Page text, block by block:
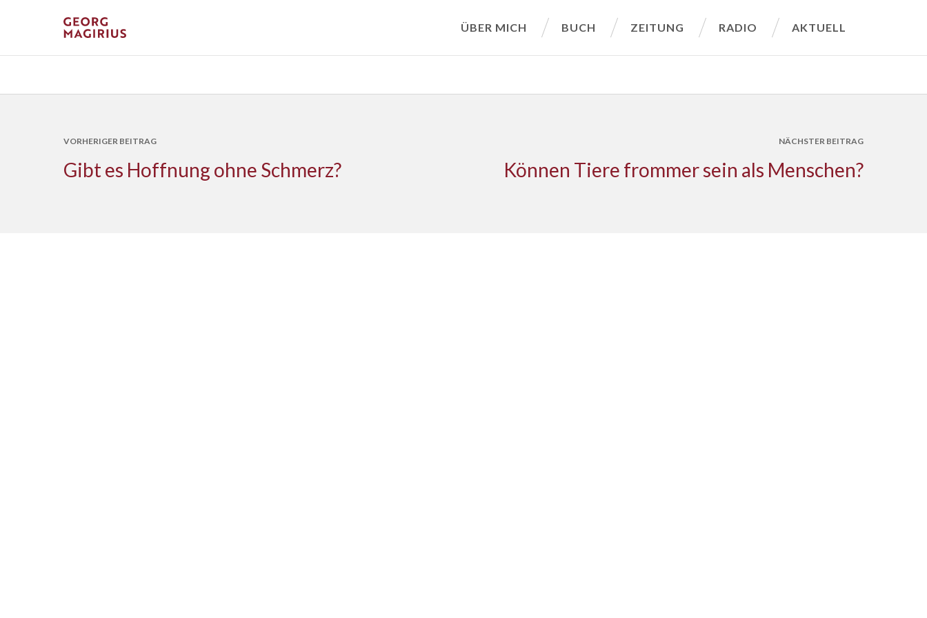
ÜBER MICH BUCH ZEITUNG RADIO AKTUELL
VORHERIGER BEITRAG
Gibt es Hoffnung ohne Schmerz?
NÄCHSTER BEITRAG
Können Tiere frommer sein als Menschen?